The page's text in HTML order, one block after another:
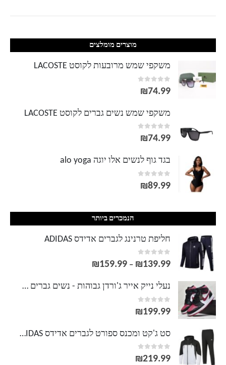
מוצרים מומלצים
משקפי שמש מרובעות לקוסט LACOSTE
0
out of 5
₪74.99
משקפי שמש נשים גברים לקוסט LACOSTE
0
out of 5
₪74.99
בגד גוף לנשים אלו יוגה alo yoga
0
out of 5
₪89.99
הנמכרים ביותר
חליפת טרנינג לגברים אדידס ADIDAS
0
out of 5
₪139.99
–
₪159.99
נעלי נייק אייר ג'ורדן גבוהות - נשים גברים NIKE AIR JORDAN
0
out of 5
₪199.99
סט ג'קט ומכנס ספורט לגברים אדידס ADIDAS
0
out of 5
₪219.99